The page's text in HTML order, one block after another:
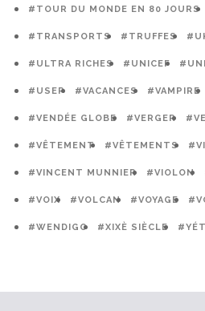
#TOUR DU MONDE EN 80 JOURS
#TRANSPORTS #TRUFFES
#ULTRA RICHES #UNICEF
#USEP #VACANCES #VAMPIRE
#VENDÉE GLOBE #VERGER
#VÊTEMENT #VÊTEMENTS
#VINCENT MUNNIER #VIOLON
#VOIX #VOLCAN #VOYAGE
#WENDIGO #XIXÈ SIÈCLE